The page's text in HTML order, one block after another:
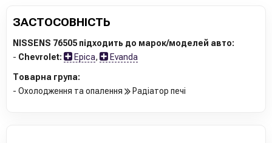
ЗАСТОСОВНІСТЬ
NISSENS 76505 підходить до марок/моделей авто:
- Chevrolet: Epica, Evanda
Товарна група:
- Охолодження та опалення
Радіатор печі